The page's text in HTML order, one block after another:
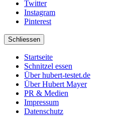
Twitter
Instagram
Pinterest
Schliessen
Startseite
Schnitzel essen
Über hubert-testet.de
Über Hubert Mayer
PR & Medien
Impressum
Datenschutz